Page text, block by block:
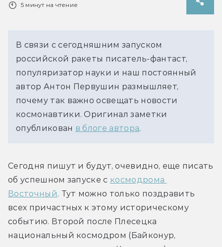
5 минут на чтение
В связи с сегодняшним запуском
российской ракеты писатель-фантаст,
популяризатор науки и наш постоянный
автор Антон Первушин размышляет,
почему так важно освещать новости
космонавтики. Оригинал заметки
опубликован в блоге автора.
Сегодня пишут и будут, очевидно, еще писать
об успешном запуске с космодрома
Восточный. Тут можно только поздравить
всех причастных к этому историческому
событию. Второй после Плесецка
национальный космодром (Байконур,